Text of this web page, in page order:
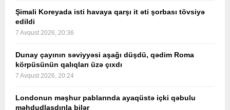
Şimali Koreyada isti havaya qarşı it əti şorbası tövsiyə
edildi
7 Avqust 2026, 20:36
Dunay çayının səviyyəsi aşağı düşdü, qədim Roma
körpüsünün qalıqları üzə çıxdı
7 Avqust 2026, 20:24
Londonun məşhur pablarında ayaqüstə içki qəbulu
məhdudlaşdırıla bilər